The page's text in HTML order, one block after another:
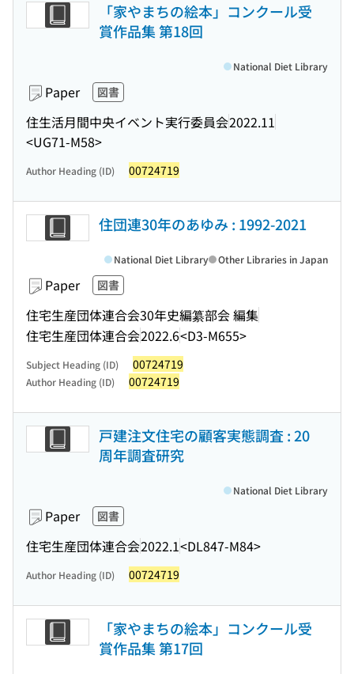
「家やまちの絵本」コンクール受
賞作品集 第18回
Paper 図書
住生活月間中央イベント実行委員会2022.11
<UG71-M58>
National Diet Library
Author Heading (ID) 00724719
住団連30年のあゆみ : 1992-2021
Paper 図書
住宅生産団体連合会30年史編纂部会 編集
住宅生産団体連合会2022.6<D3-M655>
National Diet Library Other Libraries in Japan
Subject Heading (ID) 00724719
Author Heading (ID) 00724719
戸建注文住宅の顧客実態調査 : 20
周年調査研究
Paper 図書
住宅生産団体連合会2022.1<DL847-M84>
National Diet Library
Author Heading (ID) 00724719
「家やまちの絵本」コンクール受
賞作品集 第17回